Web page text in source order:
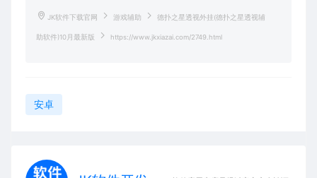
JK软件下载官网 游戏辅助 德扑之星透视外挂(德扑之星透视辅
助软件)10月最新版 https://www.jkxiazai.com/2749.html
安卓